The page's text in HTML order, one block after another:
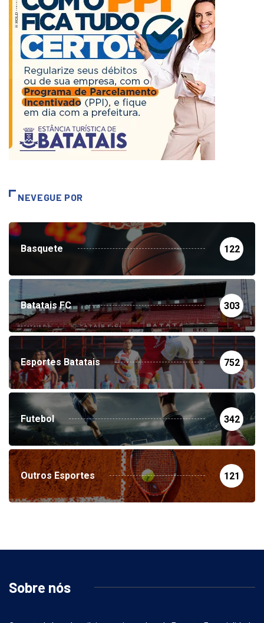
NEVEGUE POR
Basquete 122
Batatais FC 303
Esportes Batatais 752
Futebol 342
Outros Esportes 121
Sobre nós